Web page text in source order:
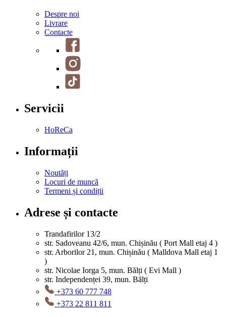
Despre noi
Livrare
Contacte
Servicii
HoReCa
Informații
Noutăți
Locuri de muncă
Termeni și condiții
Adrese și contacte
Trandafirilor 13/2
str. Sadoveanu 42/6, mun. Chișinău ( Port Mall etaj 4 )
str. Arborilor 21, mun. Chișinău ( Malldova Mall etaj 1
)
str. Nicolae Iorga 5, mun. Bălți ( Evi Mall )
str. Independenței 39, mun. Bălți
+373 60 777 748
+373 22 811 811